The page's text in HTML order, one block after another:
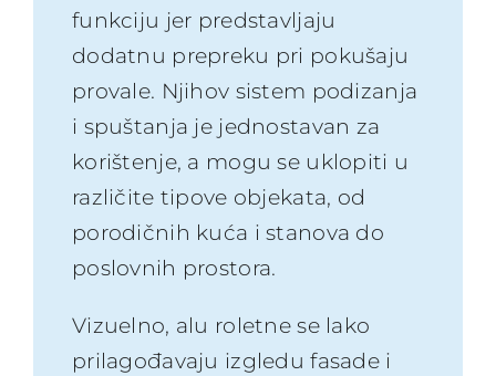
funkciju jer predstavljaju
dodatnu prepreku pri pokušaju
provale. Njihov sistem podizanja
i spuštanja je jednostavan za
korištenje, a mogu se uklopiti u
različite tipove objekata, od
porodičnih kuća i stanova do
poslovnih prostora.
Vizuelno, alu roletne se lako
prilagođavaju izgledu fasade i